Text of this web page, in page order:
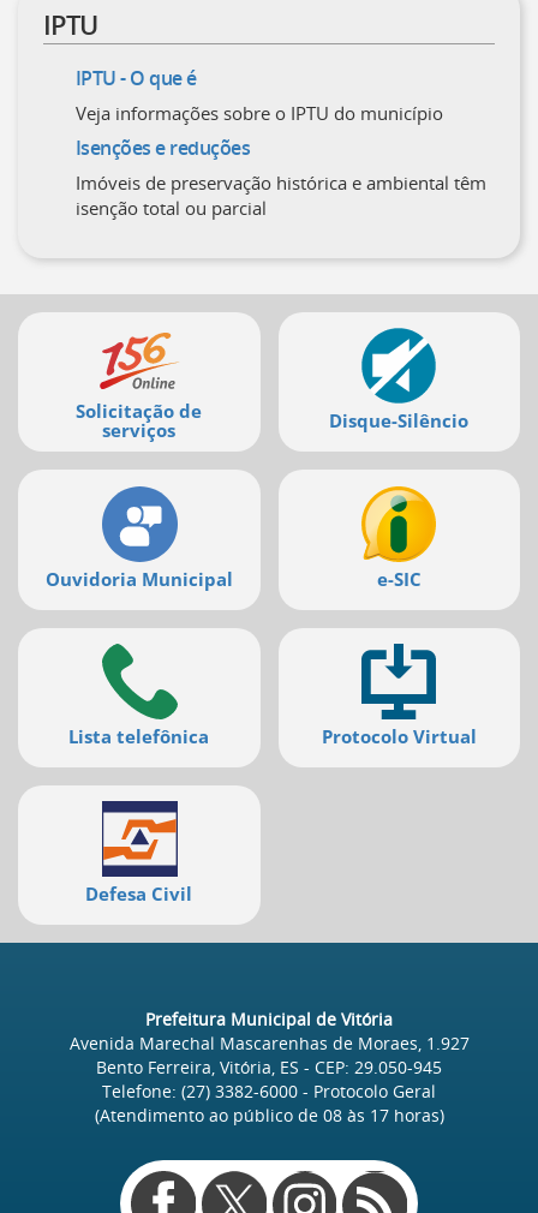
IPTU
IPTU - O que é
Veja informações sobre o IPTU do município
Isenções e reduções
Imóveis de preservação histórica e ambiental têm
isenção total ou parcial
Mais
serviços
Solicitação de
serviços
Disque-Silêncio
Ouvidoria Municipal e-SIC
Lista telefônica Protocolo Virtual
Defesa Civil
Prefeitura Municipal de Vitória
Avenida Marechal Mascarenhas de Moraes, 1.927
Bento Ferreira, Vitória, ES - CEP: 29.050-945
Telefone: (27) 3382-6000 - Protocolo Geral
(Atendimento ao público de 08às 17horas)